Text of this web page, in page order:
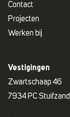
Contact
Projecten
Werken bij
Vestigingen
Zwartschaap 46
7934 PC Stuifzand